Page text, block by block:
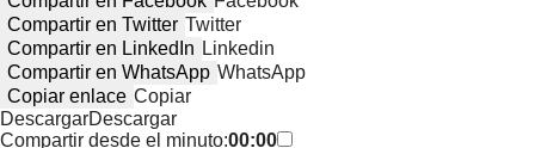
Compartir en Twitter Twitter
Compartir en LinkedIn Linkedin
Compartir en WhatsApp WhatsApp
Copiar enlace Copiar
DescargarDescargar
Compartir desde el minuto:00:00